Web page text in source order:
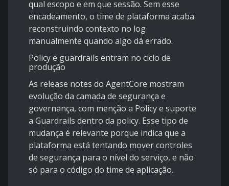
qual escopo e em que sessão. Sem esse
encadeamento, o time de plataforma acaba
reconstruindo contexto no log
manualmente quando algo dá errado.
Policy e guardrails entram no ciclo de
produção
As release notes do AgentCore mostram
evolução da camada de segurança e
governança, com menção a Policy e suporte
a Guardrails dentro da policy. Esse tipo de
mudança é relevante porque indica que a
plataforma está tentando mover controles
de segurança para o nível do serviço, e não
só para o código do time de aplicação.